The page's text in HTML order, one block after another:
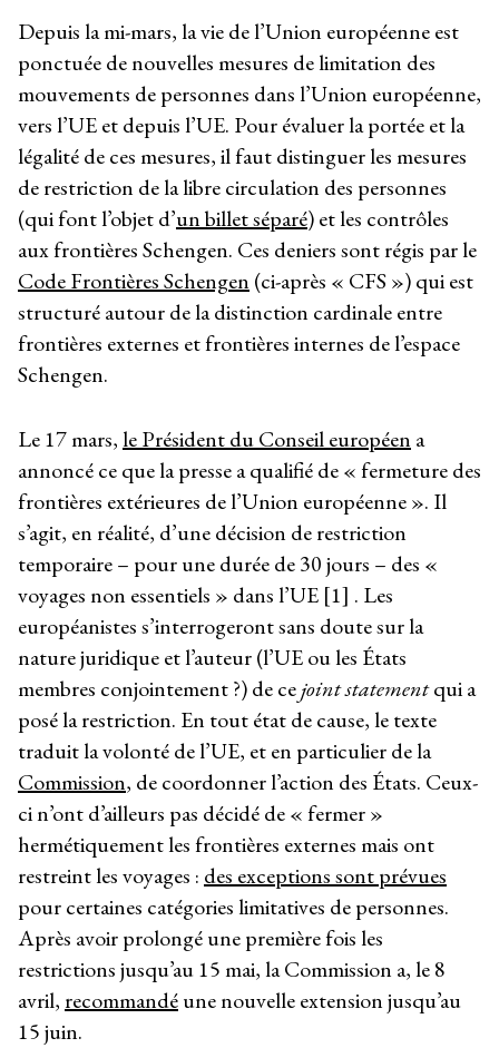
Depuis la mi-mars, la vie de l’Union européenne est
ponctuée de nouvelles mesures de limitation des
mouvements de personnes dans l’Union européenne,
vers l’UE et depuis l’UE. Pour évaluer la portée et la
légalité de ces mesures, il faut distinguer les mesures
de restriction de la libre circulation des personnes
(qui font l’objet d’un billet séparé) et les contrôles
aux frontières Schengen. Ces deniers sont régis par le
Code Frontières Schengen (ci-après « CFS ») qui est
structuré autour de la distinction cardinale entre
frontières externes et frontières internes de l’espace
Schengen.
Le 17 mars,le Président du Conseil européen a
annoncé ce que la presse a qualifié de « fermeture des
frontières extérieures de l’Union européenne ». Il
s’agit, en réalité, d’une décision de restriction
temporaire – pour une durée de 30 jours – des «
voyages non essentiels » dans l’UE [1] . Les
européanistes s’interrogeront sans doute sur la
nature juridique et l’auteur (l’UE ou les États
membres conjointement ?) de cejoint statementqui a
posé la restriction. En tout état de cause, le texte
traduit la volonté de l’UE, et en particulier de la
Commission, de coordonner l’action des États. Ceux-
ci n’ont d’ailleurs pas décidé de « fermer »
hermétiquement les frontières externes mais ont
restreint les voyages : des exceptions sont prévues
pour certaines catégories limitatives de personnes.
Après avoir prolongé une première fois les
restrictions jusqu’au 15 mai, la Commission a, le 8
avril, recommandéune nouvelle extension jusqu’au
15 juin.